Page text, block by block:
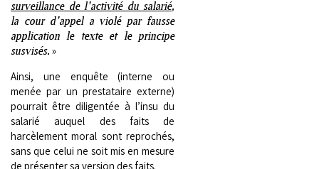
surveillance de l’activité du salarié,
la cour d’appel a violé par fausse
application le texte et le principe
susvisés. »
Ainsi, une enquête (interne ou
menée par un prestataire externe)
pourrait être diligentée à l’insu du
salarié auquel des faits de
harcèlement moral sont reprochés,
sans que celui ne soit mis en mesure
de présenter sa version des faits.